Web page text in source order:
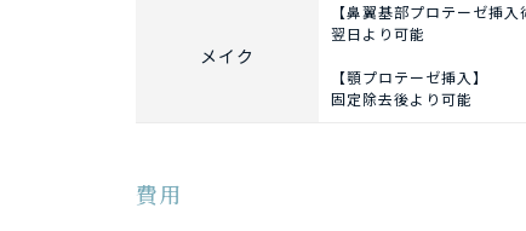
メイク
【鼻翼基部プロテーゼ挿入
翌日より可能
【顎プロテーゼ挿入】
固定除去後より可能
費用